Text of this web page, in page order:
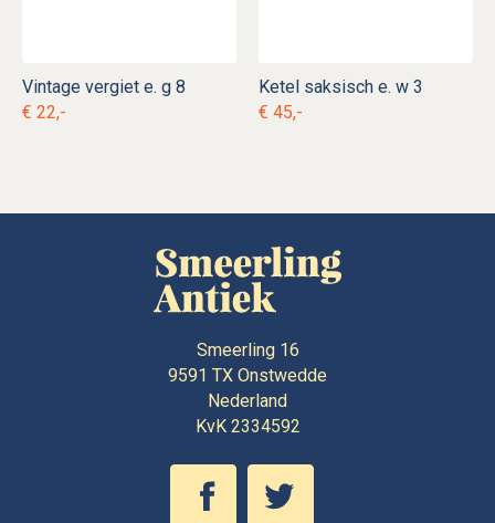
Vintage vergiet e. g 8
€ 22,-
Ketel saksisch e. w 3
€ 45,-
Smeerling 16
9591 TX Onstwedde
Nederland
KvK 2334592